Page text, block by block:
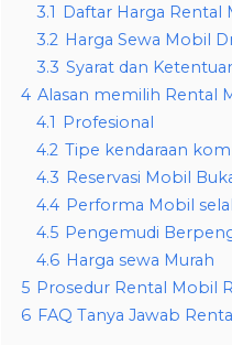
3.1 Daftar Harga Rental
3.2 Harga Sewa Mobil
3.3 Syarat dan
4 Alasan memilih Rental
4.1 Profesional
4.2 Tipe kendaraan
4.3 Reservasi Mobil
4.4 Performa Mobil
4.5 Pengemudi
4.6 Harga sewa Murah
5 Prosedur Rental Mobil
6 FAQ Tanya Jawab